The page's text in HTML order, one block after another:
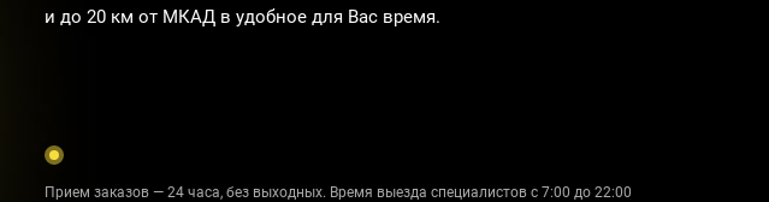
и до 20 км от МКАД в удобное для Вас время.
Прием заказов — 24 часа, без выходных. Время выезда специалистов с 7:00 до 22:00